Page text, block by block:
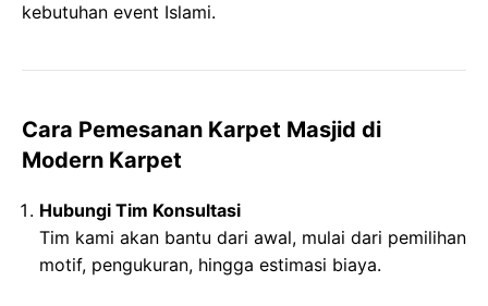
kebutuhan event Islami.
Cara Pemesanan Karpet Masjid di
Modern Karpet
Hubungi Tim Konsultasi
Tim kami akan bantu dari awal, mulai dari pemilihan
motif, pengukuran, hingga estimasi biaya.